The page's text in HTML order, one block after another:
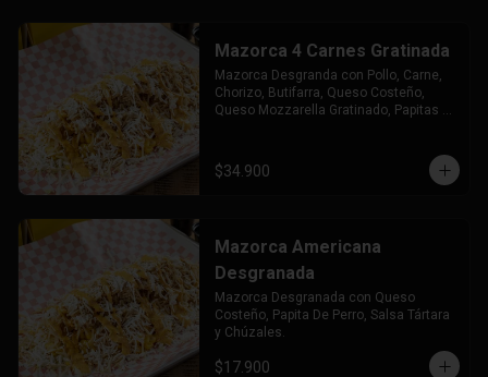
Mazorca 4 Carnes Gratinada
Mazorca Desgranda con Pollo, Carne,
Chorizo, Butifarra, Queso Costeño,
Queso Mozzarella Gratinado, Papitas
$34.900
Mazorca Americana
Desgranada
Mazorca Desgranada con Queso
Costeño, Papita De Perro, Salsa Tártara
y Chúzales.
$17.900